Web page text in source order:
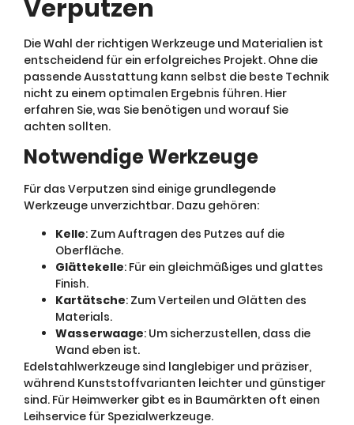
Verputzen
Die Wahl der richtigen Werkzeuge und Materialien ist
entscheidend für ein erfolgreiches Projekt. Ohne die
passende Ausstattung kann selbst die beste Technik
nicht zu einem optimalen Ergebnis führen. Hier
erfahren Sie, was Sie benötigen und worauf Sie
achten sollten.
Notwendige Werkzeuge
Für das Verputzen sind einige grundlegende
Werkzeuge unverzichtbar. Dazu gehören:
Kelle: Zum Auftragen des Putzes auf die
Oberfläche.
Glättekelle: Für ein gleichmäßiges und glattes
Finish.
Kartätsche: Zum Verteilen und Glätten des
Materials.
Wasserwaage: Um sicherzustellen, dass die
Wand eben ist.
Edelstahlwerkzeuge sind langlebiger und präziser,
während Kunststoffvarianten leichter und günstiger
sind. Für Heimwerker gibt es in Baumärkten oft einen
Leihservice für Spezialwerkzeuge.